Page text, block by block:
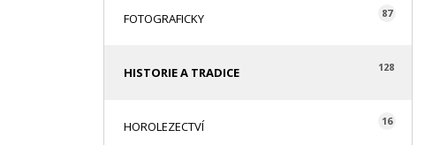
FOTOGRAFICKY 87
HISTORIE A TRADICE 128
HOROLEZECTVÍ 16